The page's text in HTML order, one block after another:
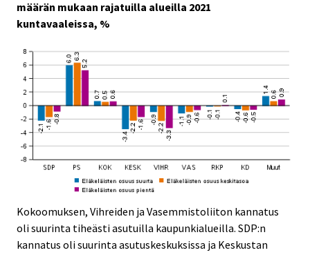
määrän mukaan rajatuilla alueilla 2021
kuntavaaleissa, %
Kokoomuksen, Vihreiden ja Vasemmistoliiton kannatus
oli suurinta tiheästi asutuilla kaupunkialueilla. SDP:n
kannatus oli suurinta asutuskeskuksissa ja Keskustan